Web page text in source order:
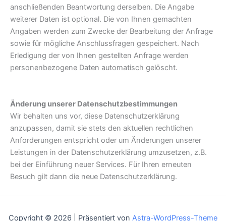
anschließenden Beantwortung derselben. Die Angabe
weiterer Daten ist optional. Die von Ihnen gemachten
Angaben werden zum Zwecke der Bearbeitung der Anfrage
sowie für mögliche Anschlussfragen gespeichert. Nach
Erledigung der von Ihnen gestellten Anfrage werden
personenbezogene Daten automatisch gelöscht.
Änderung unserer Datenschutzbestimmungen
Wir behalten uns vor, diese Datenschutzerklärung
anzupassen, damit sie stets den aktuellen rechtlichen
Anforderungen entspricht oder um Änderungen unserer
Leistungen in der Datenschutzerklärung umzusetzen, z.B.
bei der Einführung neuer Services. Für Ihren erneuten
Besuch gilt dann die neue Datenschutzerklärung.
Copyright © 2026 | Präsentiert von Astra-WordPress-Theme